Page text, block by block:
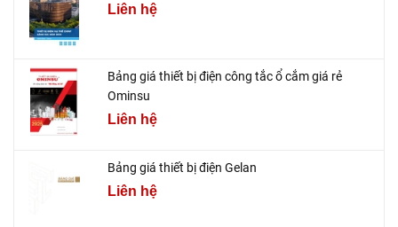
Liên hệ
Bảng giá thiết bị điện công tắc ổ cắm giá rẻ
Ominsu
Liên hệ
Bảng giá thiết bị điện Gelan
Liên hệ